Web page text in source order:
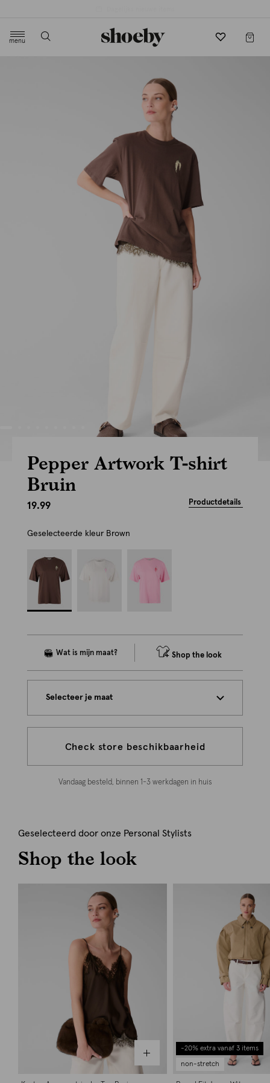
menu
Pepper Artwork T-shirt
Bruin
19.99 Productdetails
Geselecteerde kleur Brown
Shop the look
Selecteer je maat
Check store beschikbaarheid
Vandaag besteld, binnen 1-3 werkdagen in huis
Geselecteerd door onze Personal Stylists
Shop the look
-20% extra vanaf 3 items
non-stretch